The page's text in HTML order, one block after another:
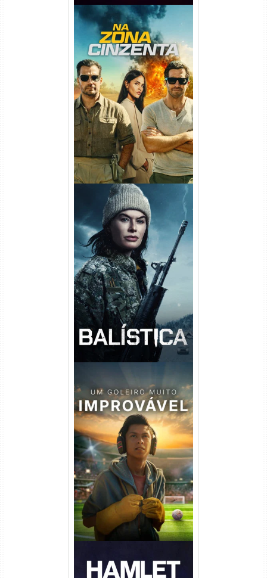
Na Zona Cinzenta Torrent
(2026) WEB-DL 1080p/4K
Dual Áudio
Balística Torrent (2025) WEB-
DL 1080p Dual Áudio
Um Goleiro Muito Improvável
Torrent (2026) WEB-DL 1080p
Dual Áudio